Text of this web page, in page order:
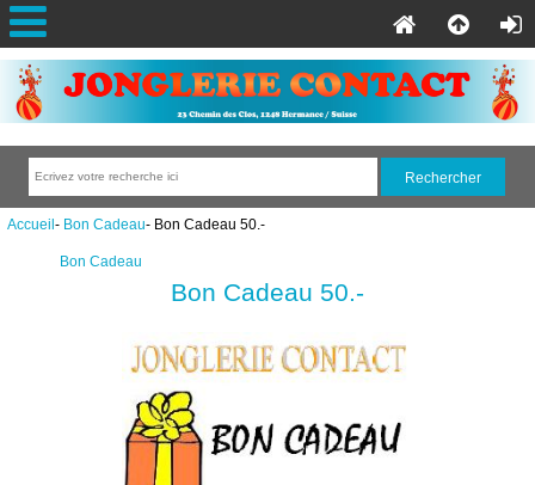
Accueil- Bon Cadeau- Bon Cadeau 50.-
Bon Cadeau
Bon Cadeau 50.-